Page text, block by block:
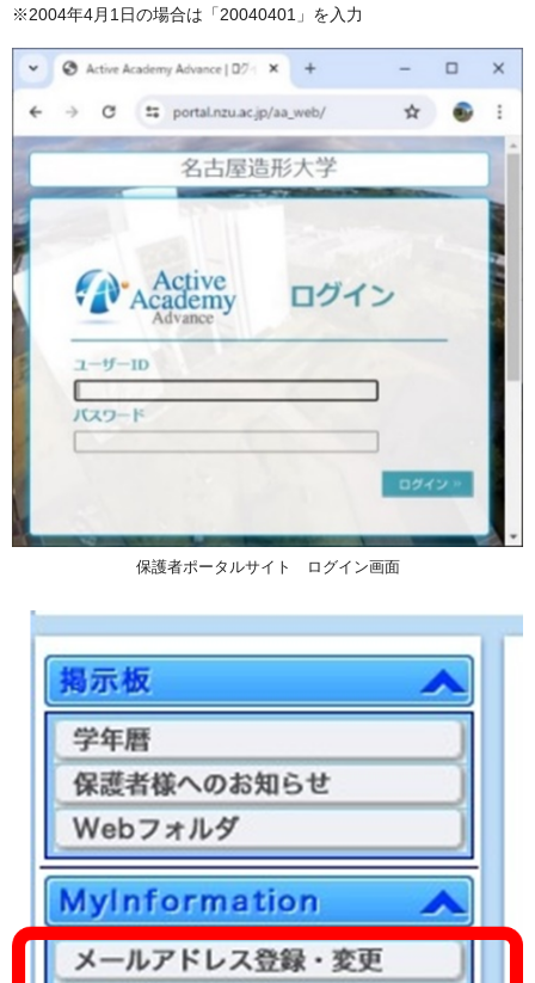
※2004年4月1日の場合は「20040401」を入力
保護者ポータルサイト ログイン画面